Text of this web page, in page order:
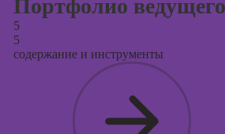
Портфолио ведущего
5
5
содержание и инструменты